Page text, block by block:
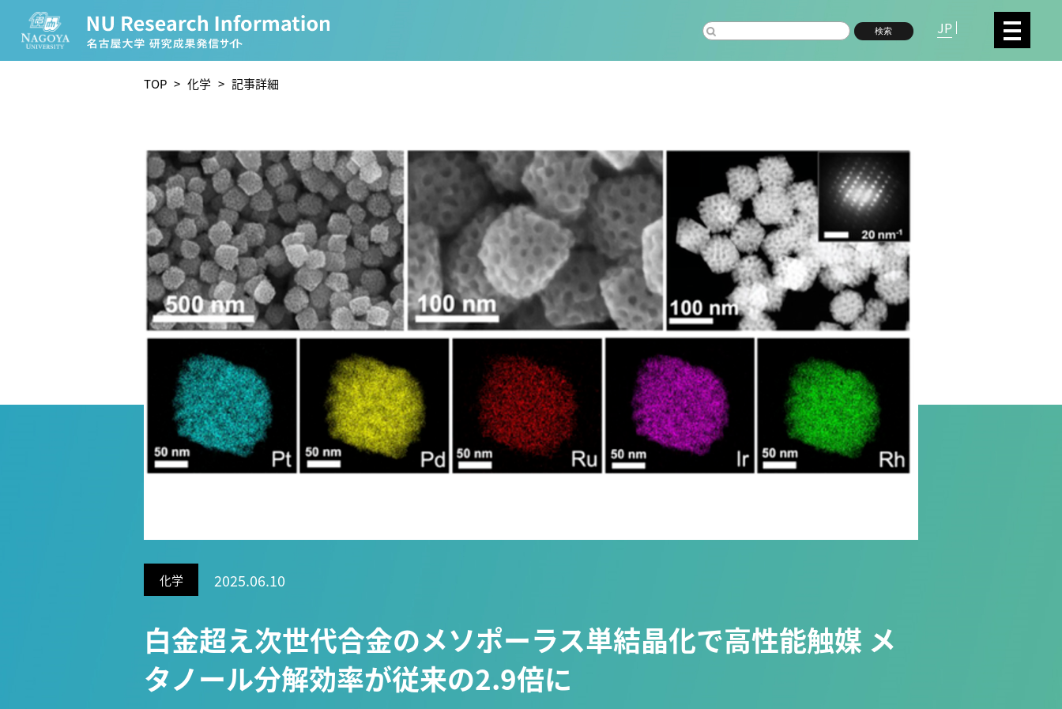
検索 JP
CATEGORY
化学 医歯薬学 工学 情報学 数物系科学
人文学
理学研究科 (219) 工学研究科 (208) 医学系研究科 (175) 生命農学研究科 (116) トランスフォーマティブ生命分子研究所 (75) 環境学研究科 (66)
宙地球環境研究所 (63)
未来材料・システム研究所 (60) 情報学研究科 (47) 植物 (33) 機械学習 (31) 高等研究院 (26)
生物機能開発利用研究センタ
環境医学研究所 (23) 進化 (23) 未来社会創造機構 (22) 宇宙 (21) 創薬科学研究科 (20) シロイヌナズナ (19) オーロラ (17)
Research VIDEOS
Researchers' VOICE
TOP > 化学 > 記事詳細
化学 2025.06.10
白金超え次世代合金のメソポーラス単結晶化で高性能触媒 メ
タノール分解効率が従来の2.9倍に